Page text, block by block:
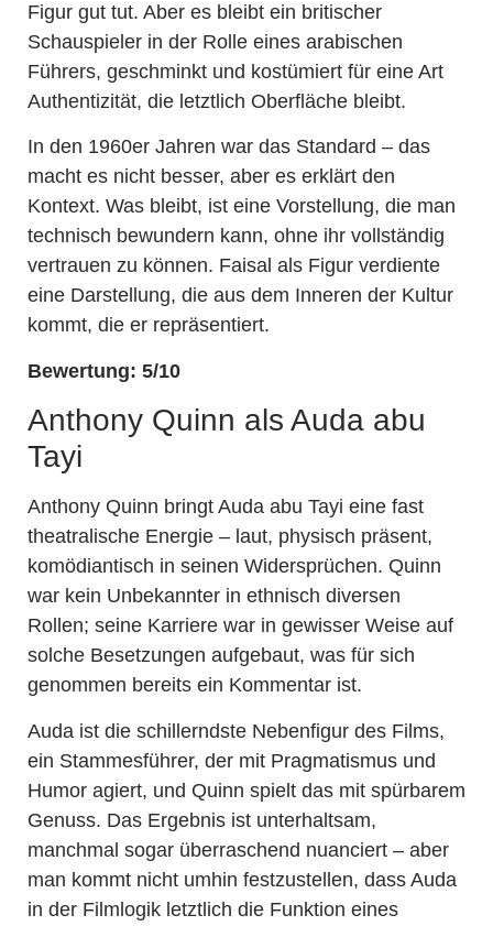
Figur gut tut. Aber es bleibt ein britischer
Schauspieler in der Rolle eines arabischen
Führers, geschminkt und kostümiert für eine Art
Authentizität, die letztlich Oberfläche bleibt.
In den 1960er Jahren war das Standard – das
macht es nicht besser, aber es erklärt den
Kontext. Was bleibt, ist eine Vorstellung, die man
technisch bewundern kann, ohne ihr vollständig
vertrauen zu können. Faisal als Figur verdiente
eine Darstellung, die aus dem Inneren der Kultur
kommt, die er repräsentiert.
Bewertung: 5/10
Anthony Quinn als Auda abu
Tayi
Anthony Quinn bringt Auda abu Tayi eine fast
theatralische Energie – laut, physisch präsent,
komödiantisch in seinen Widersprüchen. Quinn
war kein Unbekannter in ethnisch diversen
Rollen; seine Karriere war in gewisser Weise auf
solche Besetzungen aufgebaut, was für sich
genommen bereits ein Kommentar ist.
Auda ist die schillerndste Nebenfigur des Films,
ein Stammesführer, der mit Pragmatismus und
Humor agiert, und Quinn spielt das mit spürbarem
Genuss. Das Ergebnis ist unterhaltsam,
manchmal sogar überraschend nuanciert – aber
man kommt nicht umhin festzustellen, dass Auda
in der Filmlogik letztlich die Funktion eines